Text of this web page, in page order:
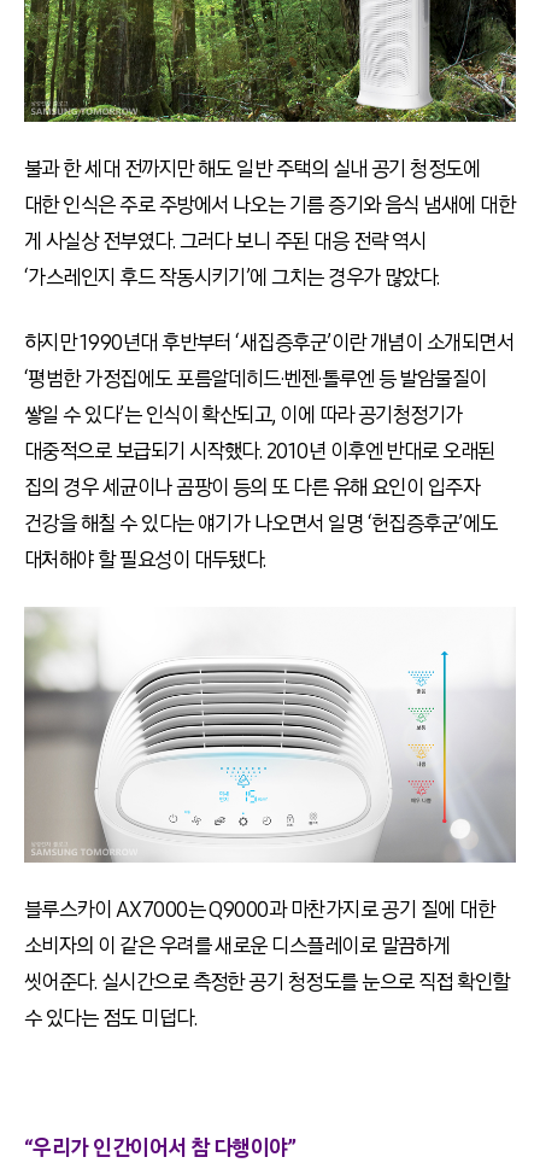
불과 한 세대 전까지만 해도 일반 주택의 실내 공기 청정도에
대한 인식은 주로 주방에서 나오는 기름 증기와 음식 냄새에 대한
게 사실상 전부였다. 그러다 보니 주된 대응 전략 역시
‘가스레인지 후드 작동시키기’에 그치는 경우가 많았다.
하지만 1990년대 후반부터 ‘새집증후군’이란 개념이 소개되면서
‘평범한 가정집에도 포름알데히드·벤젠·톨루엔 등 발암물질이
쌓일 수 있다’는 인식이 확산되고, 이에 따라 공기청정기가
대중적으로 보급되기 시작했다. 2010년 이후엔 반대로 오래된
집의 경우 세균이나 곰팡이 등의 또 다른 유해 요인이 입주자
건강을 해칠 수 있다는 얘기가 나오면서 일명 ‘헌집증후군’에도
대처해야 할 필요성이 대두됐다.
블루스카이 AX7000는 Q9000과 마찬가지로 공기 질에 대한
소비자의 이 같은 우려를 새로운 디스플레이로 말끔하게
씻어준다. 실시간으로 측정한 공기 청정도를 눈으로 직접 확인할
수 있다는 점도 미덥다.
“우리가 인간이어서 참 다행이야”